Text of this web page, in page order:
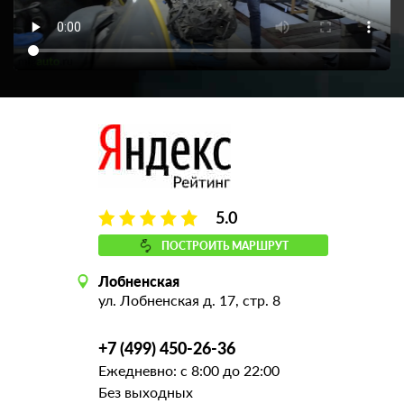
5.0
ПОСТРОИТЬ МАРШРУТ
Лобненская
ул. Лобненская д. 17, стр. 8
+7 (499) 450-26-36
Ежедневно: с 8:00 до 22:00
Без выходных